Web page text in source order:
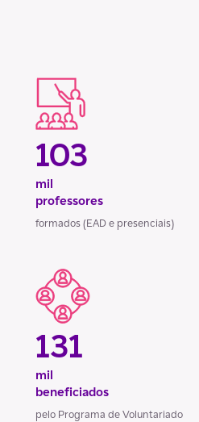
103
mil
professores
formados (EAD e presenciais)
131
mil
beneficiados
pelo Programa de Voluntariado